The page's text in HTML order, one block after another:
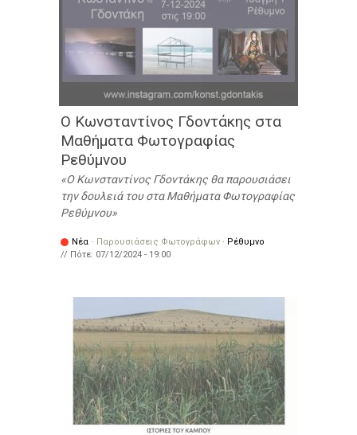
Ο Κωνσταντίνος Γδοντάκης στα
Μαθήματα Φωτογραφίας
Ρεθύμνου
Ο Κωνσταντίνος Γδοντάκης θα παρουσιάσει
την δουλειά του στα Μαθήματα Φωτογραφίας
Ρεθύμνου
Νέα · Παρουσιάσεις Φωτογράφων · Ρέθυμνο
// Πότε: 07/12/2024 - 19:00